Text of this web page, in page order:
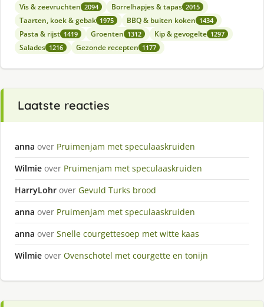
Vis & zeevruchten 2094 Borrelhapjes & tapas 2015
Taarten, koek & gebak 1975 BBQ & buiten koken 1434
Pasta & rijst 1419 Groenten 1312 Kip & gevogelte 1297
Salades 1216 Gezonde recepten 1177
Laatste reacties
anna over Pruimenjam met speculaaskruiden
Wilmie over Pruimenjam met speculaaskruiden
HarryLohr over Gevuld Turks brood
anna over Pruimenjam met speculaaskruiden
anna over Snelle courgettesoep met witte kaas
Wilmie over Ovenschotel met courgette en tonijn